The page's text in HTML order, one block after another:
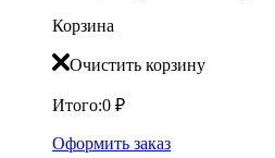
Корзина
Очистить корзину
Итого:0 ₽
Оформить заказ